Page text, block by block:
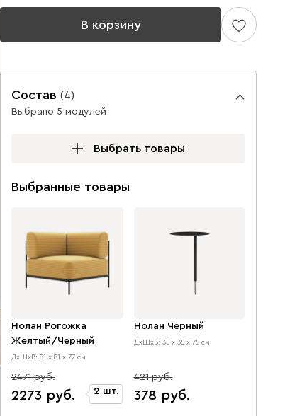
В корзину
Состав (4)
Выбрано 5 модулей
Выбрать товары
Выбранные товары
Нолан Рогожка
Желтый/Черный
ДхШхВ: 81 х 81 х 77 см
2273
2471
2 шт.
Нолан Черный
ДхШхВ: 35 х 35 х 75 см
378
421